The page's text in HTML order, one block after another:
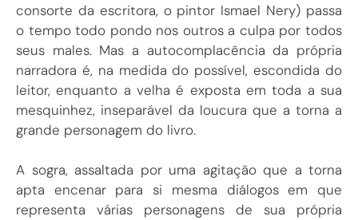
consorte da escritora, o pintor Ismael Nery) passa
o tempo todo pondo nos outros a culpa por todos
seus males. Mas a autocomplacência da própria
narradora é, na medida do possível, escondida do
leitor, enquanto a velha é exposta em toda a sua
mesquinhez, inseparável da loucura que a torna a
grande personagem do livro.
A sogra, assaltada por uma agitação que a torna
apta encenar para si mesma diálogos em que
representa várias personagens de sua própria